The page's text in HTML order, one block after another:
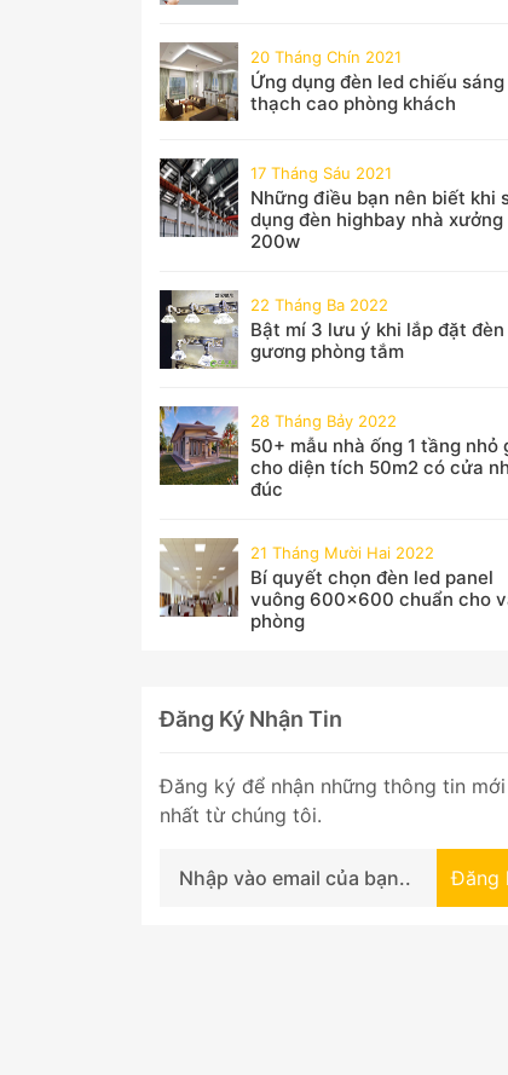
20 Tháng Chín 2021
Ứng dụng đèn led chiếu
thạch cao phòng khách
17 Tháng Sáu 2021
Những điều bạn nên biết khi
dụng đèn highbay nhà xưởng
200w
22 Tháng Ba 2022
Bật mí 3 lưu ý khi lắp đặt đèn
gương phòng tắm
28 Tháng Bảy 2022
50+ mẫu nhà ống 1 tầng nhỏ
cho diện tích 50m2 có cửa
đúc
21 Tháng Mười Hai 2022
Bí quyết chọn đèn led panel
vuông 600x600 chuẩn cho
phòng
Đăng Ký Nhận Tin
Đăng ký để nhận những thông tin mới
nhất từ chúng tôi.
Đăng